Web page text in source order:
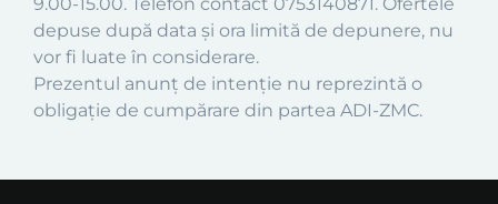
depuse după data și ora limită de depunere, nu
vor fi luate în considerare.
Prezentul anunț de intenție nu reprezintă o
obligație de cumpărare din partea ADI-ZMC.